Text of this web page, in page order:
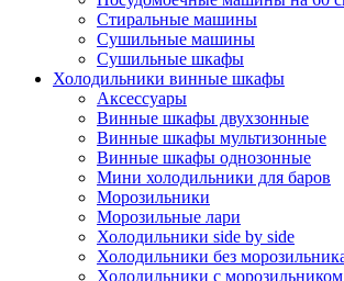
Стиральные машины
Сушильные машины
Сушильные шкафы
Холодильники винные шкафы
Аксессуары
Винные шкафы двухзонные
Винные шкафы мультизонные
Винные шкафы однозонные
Мини холодильники для баров
Морозильники
Морозильные лари
Холодильники side by side
Холодильники без
Холодильники с морозильником